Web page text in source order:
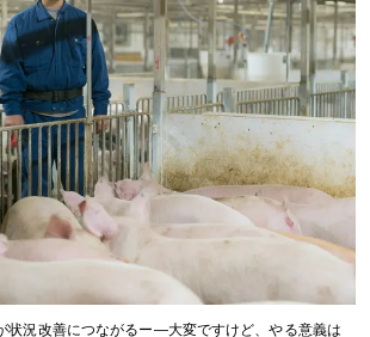
状況改善につながるー―大変ですけど、やる意義は